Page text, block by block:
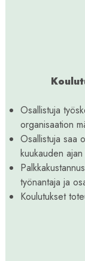
Osallistuja
organisaation
Osallistuja saa
kuukauden
työnantaja ja
Koulutukset